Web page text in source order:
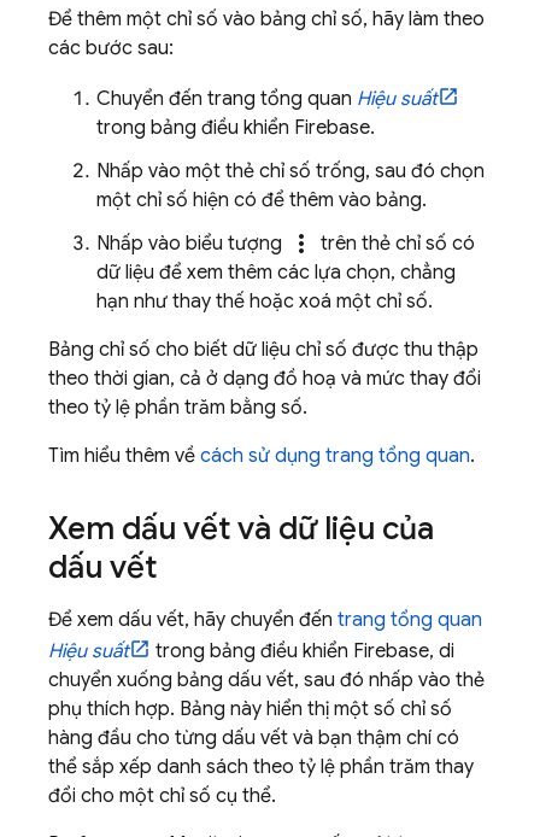
Để thêm một chỉ số vào bảng chỉ số, hãy làm theo
các bước sau:
Chuyển đến trang tổng quan Hiệu suất
trong bảng điều khiển Firebase.
Nhấp vào một thẻ chỉ số trống, sau đó chọn
một chỉ số hiện có để thêm vào bảng.
Nhấp vào biểu tượng
more_vert
trên thẻ chỉ số có
dữ liệu để xem thêm các lựa chọn, chẳng
hạn như thay thế hoặc xoá một chỉ số.
Bảng chỉ số cho biết dữ liệu chỉ số được thu thập
theo thời gian, cả ở dạng đồ hoạ và mức thay đổi
theo tỷ lệ phần trăm bằng số.
Tìm hiểu thêm về cách sử dụng trang tổng quan.
Xem dấu vết và dữ liệu của
dấu vết
Để xem dấu vết, hãy chuyển đến trang tổng quan
Hiệu suất
trong bảng điều khiển Firebase, di
chuyển xuống bảng dấu vết, sau đó nhấp vào thẻ
phụ thích hợp. Bảng này hiển thị một số chỉ số
hàng đầu cho từng dấu vết và bạn thậm chí có
thể sắp xếp danh sách theo tỷ lệ phần trăm thay
đổi cho một chỉ số cụ thể.